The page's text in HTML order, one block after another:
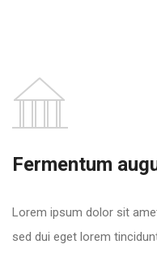
Fermentum
Lorem ipsum dolor sit
sed dui eget lorem